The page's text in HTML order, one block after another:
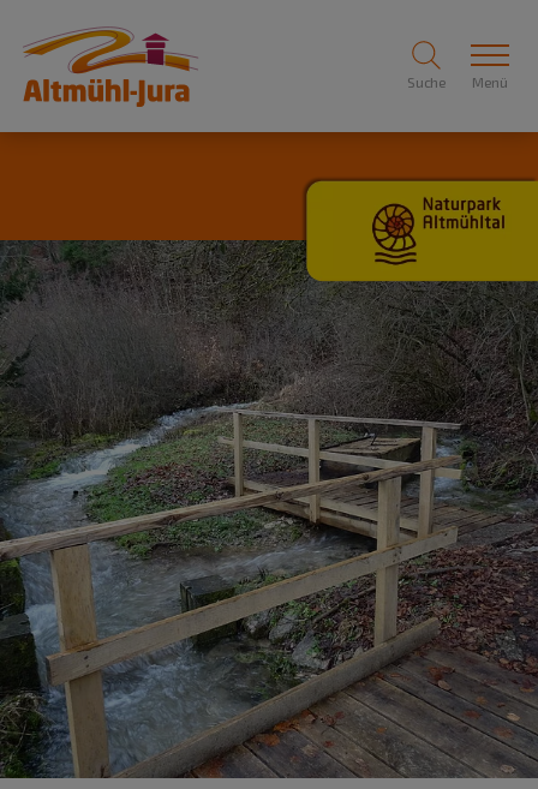
Suche Menü